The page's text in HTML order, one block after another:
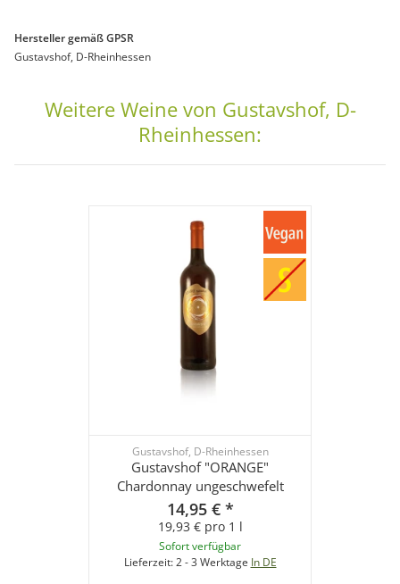
Hersteller gemäß GPSR
Gustavshof, D-Rheinhessen
Weitere Weine von Gustavshof, D-
Rheinhessen:
Gustavshof, D-Rheinhessen
Gustavshof "ORANGE"
Chardonnay ungeschwefelt
14,95 € *
19,93 € pro 1 l
Sofort verfügbar
Lieferzeit:2 - 3 Werktage In DE